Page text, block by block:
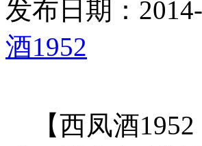
发布日期：
酒1952
【西凤酒1952